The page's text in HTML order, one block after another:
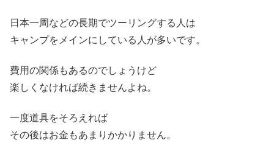
日本一周などの長期でツーリングする人は
キャンプをメインにしている人が多いです。
費用の関係もあるのでしょうけど
楽しくなければ続きませんよね。
一度道具をそろえれば
その後はお金もあまりかかりません。